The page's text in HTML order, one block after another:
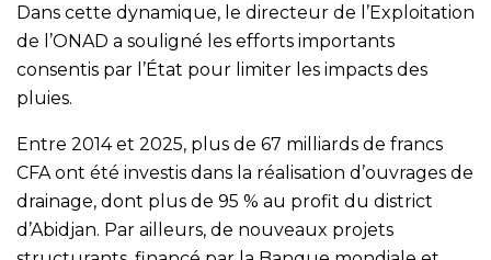
Dans cette dynamique, le directeur de l’Exploitation
de l’ONAD a souligné les efforts importants
consentis par l’État pour limiter les impacts des
pluies.
Entre 2014 et 2025, plus de 67 milliards de francs
CFA ont été investis dans la réalisation d’ouvrages de
drainage, dont plus de 95 % au profit du district
d’Abidjan. Par ailleurs, de nouveaux projets